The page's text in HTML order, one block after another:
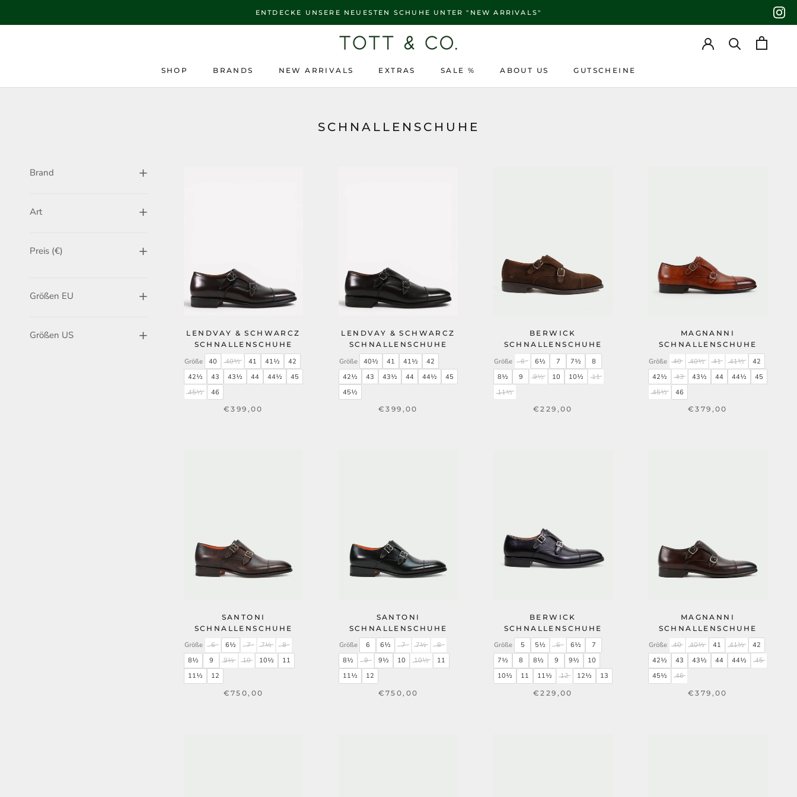
ENTDECKE UNSERE NEUESTEN SCHUHE UNTER "NEW ARRIVALS"
SHOP BRANDS
NEW ARRIVALS
EXTRAS
SALE %
ABOUT US
GUTSCHEINE
SCHNALLENSCHUHE
Brand
Art
Preis (€)
Größen EU
Größen US
LENDVAY & SCHWARCZ
SCHNALLENSCHUHE
Größe
40 40½ 41 41½
42
42½
43 43½ 44 44½
45
45½
46
€399,00
LENDVAY & SCHWARCZ
SCHNALLENSCHUHE
Größe
40½ 41 41½
42
42½
43 43½ 44 44½
45
45½
€399,00
BERWICK
SCHNALLENSCHUHE
Größe
6 6½ 7 7½
8
8½
9 9½ 10 10½
11
11½
€229,00
MAGNANNI
SCHNALLENSCHUHE
Größe
40 40½ 41 41½
42
42½
43 43½ 44 44½
45
45½
46
€379,00
SANTONI
SCHNALLENSCHUHE
Größe
6 6½ 7 7½
8
8½
9 9½ 10 10½
11
11½
12
€750,00
SANTONI
SCHNALLENSCHUHE
Größe
6 6½ 7 7½
8
8½
9 9½ 10 10½
11
11½
12
€750,00
BERWICK
SCHNALLENSCHUHE
Größe
5 5½ 6 6½
7
7½
8 8½ 9 9½
10
10½
11 11½ 12 12½
13
€229,00
MAGNANNI
SCHNALLENSCHUHE
Größe
40 40½ 41 41½
42
42½
43 43½ 44 44½
45
45½
46
€379,00